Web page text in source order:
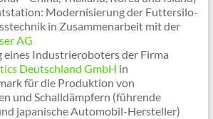
Modernisierung der Futtersilo-
in Zusammenarbeit mit der
AG
Industrieroboters der Firma
Deutschland GmbH in
für die Produktion von
und Schalldämpfern (führende
japanische Automobil-Hersteller)